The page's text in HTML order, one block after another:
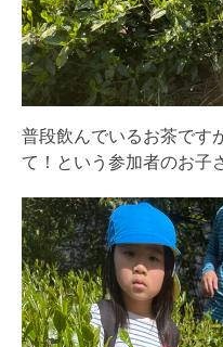
普段飲んでいるお茶です
て！という参加者のお子